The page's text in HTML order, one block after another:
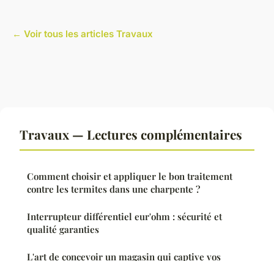
← Voir tous les articles Travaux
Travaux — Lectures complémentaires
Comment choisir et appliquer le bon traitement
contre les termites dans une charpente ?
Interrupteur différentiel eur'ohm : sécurité et
qualité garanties
L'art de concevoir un magasin qui captive vos